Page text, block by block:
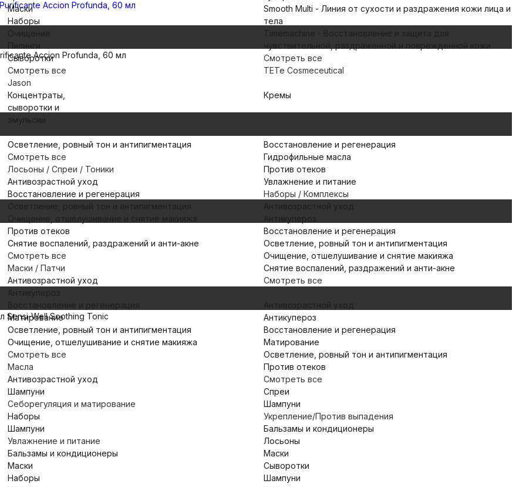
Маски
Наборы
Очищение
Пилинги
Сыворотки
Смотреть все
Jason
Smooth Multi - Линия от сухости и раздражения кожи лица и
тела
Timemachine - Восстановление и защита для
чувствительной, раздраженной и поврежденной кожи
Смотреть все
TETe Cosmeceutical
Концентраты,
сыворотки и
эмульсии
Кремы
Осветление, ровный тон и антипигментация
Смотреть все
Лосьоны / Спреи / Тоники
Антивозрастной уход
Восстановление и регенерация
Осветление, ровный тон и антипигментация
Очищение, отшелушивание и снятие макияжа
Против отеков
Снятие воспалений, раздражений и анти-акне
Смотреть все
Маски / Патчи
Антивозрастной уход
Антикупероз
Восстановление и регенерация
Матирование
Осветление, ровный тон и антипигментация
Очищение, отшелушивание и снятие макияжа
Смотреть все
Масла
Антивозрастной уход
Восстановление и регенерация
Гидрофильные масла
Против отеков
Увлажнение и питание
Наборы / Комплексы
Антивозрастной уход
Антикупероз
Восстановление и регенерация
Осветление, ровный тон и антипигментация
Очищение, отшелушивание и снятие макияжа
Снятие воспалений, раздражений и анти-акне
Смотреть все
Антивозрастной уход
Антикупероз
Восстановление и регенерация
Матирование
Осветление, ровный тон и антипигментация
Против отеков
Смотреть все
Шампуни
Себорегуляция и матирование
Наборы
Шампуни
Увлажнение и питание
Бальзамы и кондиционеры
Маски
Наборы
Спреи
Шампуни
Укрепление/Против выпадения
Бальзамы и кондиционеры
Лосьоны
Маски
Сыворотки
Шампуни
Accion Profunda, 60 мл
Sensi-Well Soothing Tonic